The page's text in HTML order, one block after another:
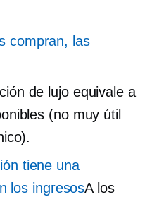
compran, las
de lujo equivale a
(no muy útil
tiene una
los ingresosA los